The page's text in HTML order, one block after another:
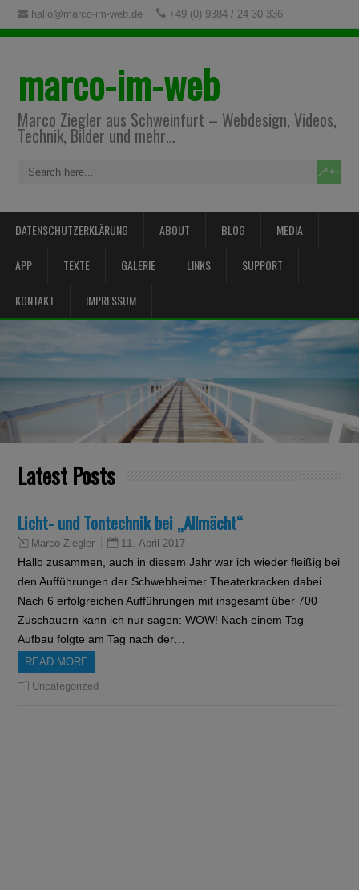
hallo@marco-im-web.de +49 (0) 9384 / 24 30 336
marco-im-web
Marco Ziegler aus Schweinfurt – Webdesign, Videos,
Technik, Bilder und mehr…
DATENSCHUTZERKLÄRUNG ABOUT BLOG MEDIA
APP TEXTE GALERIE LINKS SUPPORT
KONTAKT IMPRESSUM
Latest Posts
Licht- und Tontechnik bei „Allmächt“
Marco Ziegler 11. April 2017
Hallo zusammen, auch in diesem Jahr war ich wieder fleißig bei
den Aufführungen der Schwebheimer Theaterkracken dabei.
Nach 6 erfolgreichen Aufführungen mit insgesamt über 700
Zuschauern kann ich nur sagen: WOW! Nach einem Tag
Aufbau folgte am Tag nach der…
READ MORE
Uncategorized